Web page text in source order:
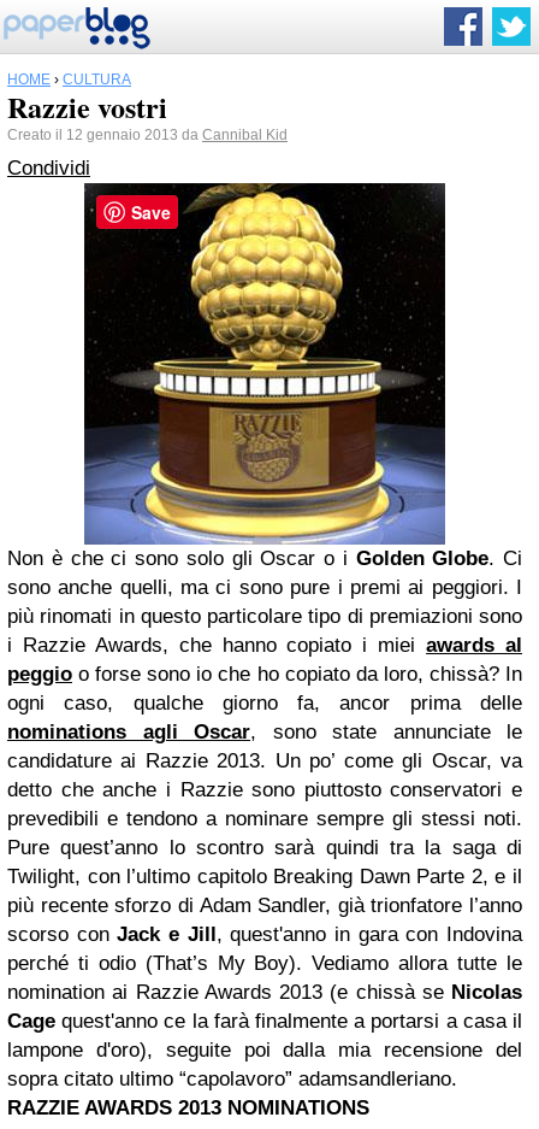
HOME › CULTURA
Razzie vostri
Creato il 12 gennaio 2013 da Cannibal Kid
Condividi
Non è che ci sono solo gli Oscar o i Golden Globe. Ci
sono anche quelli, ma ci sono pure i premi ai peggiori. I
più rinomati in questo particolare tipo di premiazioni sono
i Razzie Awards, che hanno copiato i mieiawards al
peggio o forse sono io che ho copiato da loro, chissà? In
ogni caso, qualche giorno fa, ancor prima delle
nominations agli Oscar, sono state annunciate le
candidature ai Razzie 2013. Un po’ come gli Oscar, va
detto che anche i Razzie sono piuttosto conservatori e
prevedibili e tendono a nominare sempre gli stessi noti.
Pure quest’anno lo scontro sarà quindi tra la saga di
Twilight, con l’ultimo capitolo Breaking Dawn Parte 2, e il
più recente sforzo di Adam Sandler, già trionfatore l’anno
scorso conJack e Jill, quest'anno in gara con Indovina
perché ti odio (That’s My Boy). Vediamo allora tutte le
nomination ai Razzie Awards 2013 (e chissà se Nicolas
Cage quest'anno ce la farà finalmente a portarsi a casa il
lampone d'oro), seguite poi dalla mia recensione del
sopra citato ultimo “capolavoro” adamsandleriano.
RAZZIE AWARDS 2013 NOMINATIONS
Save